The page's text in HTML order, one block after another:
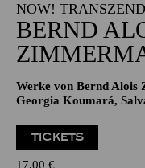
NOW!
BERND
Werke von Bernd Alois
Georgia Koumará,
TICKETS
17,00 €